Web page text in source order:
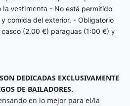
la vestimenta - No está permitido
comida del exterior. - Obligatorio
(2,00 €) paraguas (1:00 €) y
DEDICADAS EXCLUSIVAMENTE
DE BAILADORES.
en lo mejor para el/la